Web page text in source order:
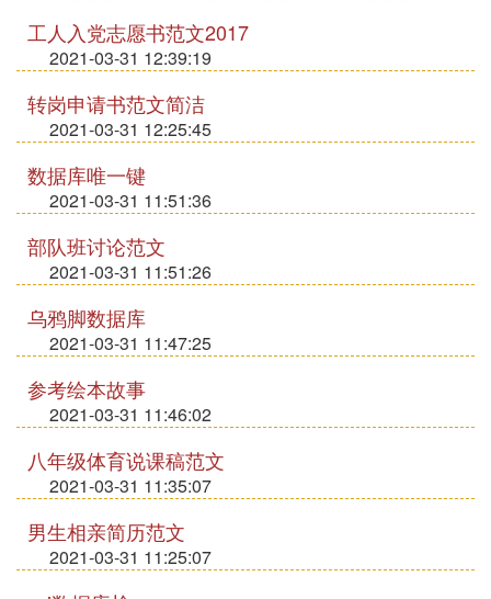
工人入党志愿书范文2017
2021-03-31 12:39:19
转岗申请书范文简洁
2021-03-31 12:25:45
数据库唯一键
2021-03-31 11:51:36
部队班讨论范文
2021-03-31 11:51:26
乌鸦脚数据库
2021-03-31 11:47:25
参考绘本故事
2021-03-31 11:46:02
八年级体育说课稿范文
2021-03-31 11:35:07
男生相亲简历范文
2021-03-31 11:25:07